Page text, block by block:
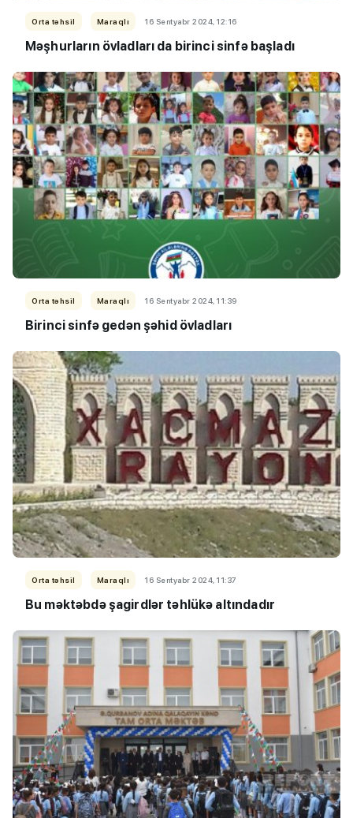
Orta təhsil Maraqlı 16 Sentyabr 2024, 12:16
Məşhurların övladları da birinci sinfə başladı
Orta təhsil Maraqlı 16 Sentyabr 2024, 11:39
Birinci sinfə gedən şəhid övladları
Orta təhsil Maraqlı 16 Sentyabr 2024, 11:37
Bu məktəbdə şagirdlər təhlükə altındadır